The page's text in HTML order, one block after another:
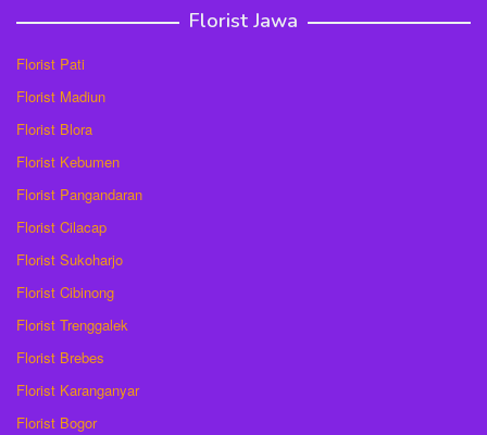
Florist Jawa
Florist Pati
Florist Madiun
Florist Blora
Florist Kebumen
Florist Pangandaran
Florist Cilacap
Florist Sukoharjo
Florist Cibinong
Florist Trenggalek
Florist Brebes
Florist Karanganyar
Florist Bogor